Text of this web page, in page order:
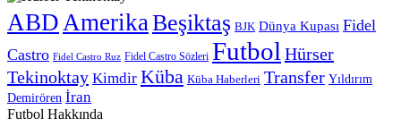
ABD Amerika Beşiktaş BJK Dünya Kupası Fidel
Castro Fidel Castro Ruz Fidel Castro Sözleri Futbol Hürser
Tekinoktay Kimdir Küba Küba Haberleri Transfer Yıldırım
Demirören İran
Futbol Hakkında